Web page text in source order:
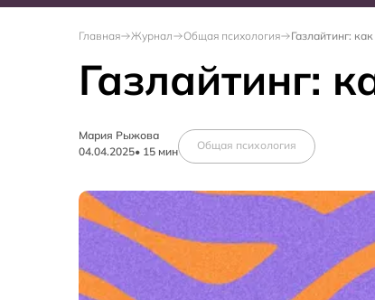
Главная Журнал Общая психология Газлайтинг:
Газлайтинг:
Мария Рыжова
04.04.2025• 15 мин Общая психология